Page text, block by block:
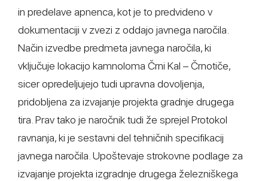
in predelave apnenca, kot je to predvideno v
dokumentaciji v zvezi z oddajo javnega naročila.
Način izvedbe predmeta javnega naročila, ki
vključuje lokacijo kamnoloma Črni Kal – Črnotiče,
sicer opredeljujejo tudi upravna dovoljenja,
pridobljena za izvajanje projekta gradnje drugega
tira. Prav tako je naročnik tudi že sprejel Protokol
ravnanja, ki je sestavni del tehničnih specifikacij
javnega naročila. Upoštevaje strokovne podlage za
izvajanje projekta izgradnje drugega železniškega